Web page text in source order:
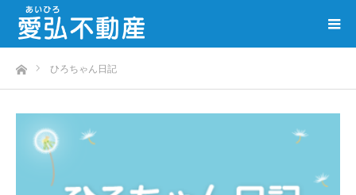
ホームひろちゃん日記